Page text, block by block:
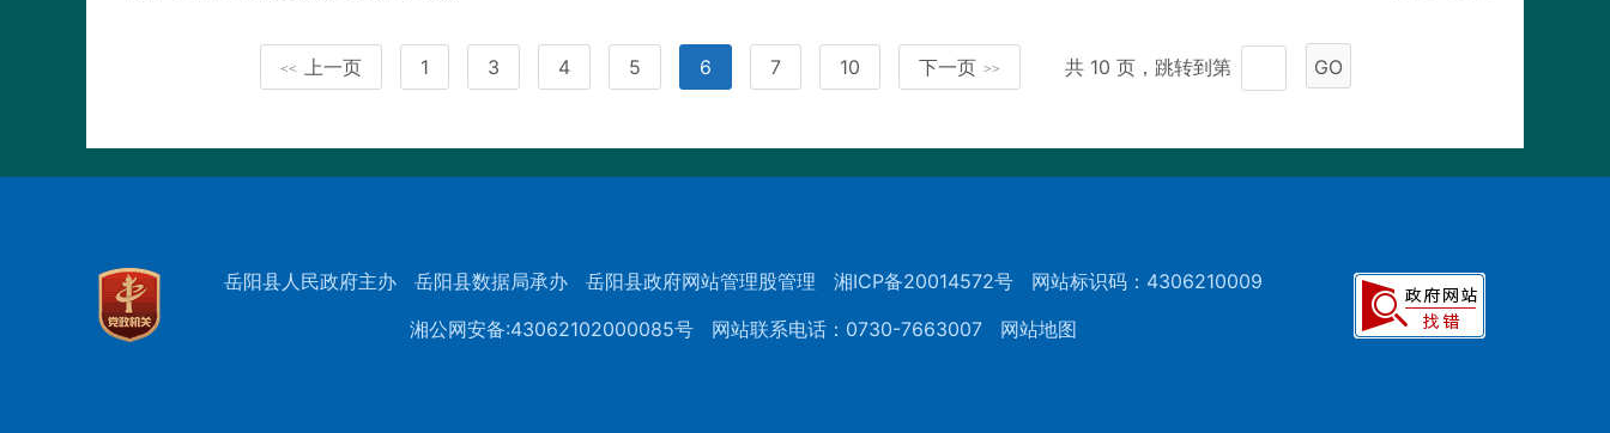
<< 上一页 1 3 4 5 6 7 10 下一页 >> 共 10 页，跳转到第 GO
岳阳县人民政府主办 岳阳县数据局承办 岳阳县政府网站管理股管理 湘ICP备20014572号
网站标识码：4306210009
湘公网安备:43062102000085号
网站联系电话：0730-7663007 网站地图